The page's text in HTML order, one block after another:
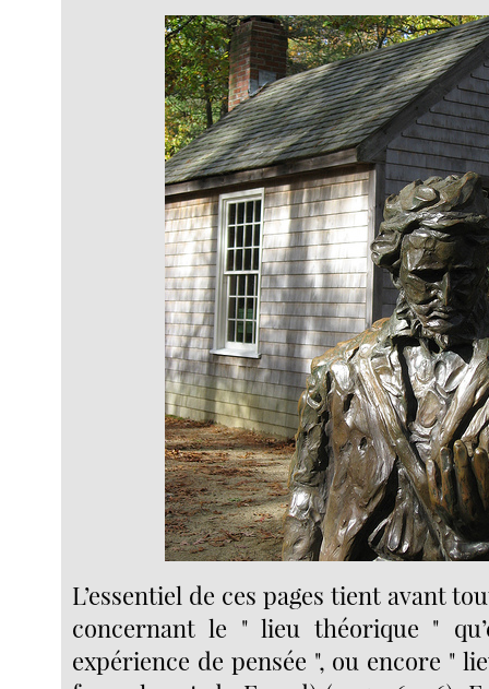
L’essentiel de ces pages tient avant
concernant le " lieu théorique "
expérience de pensée ", ou encore "